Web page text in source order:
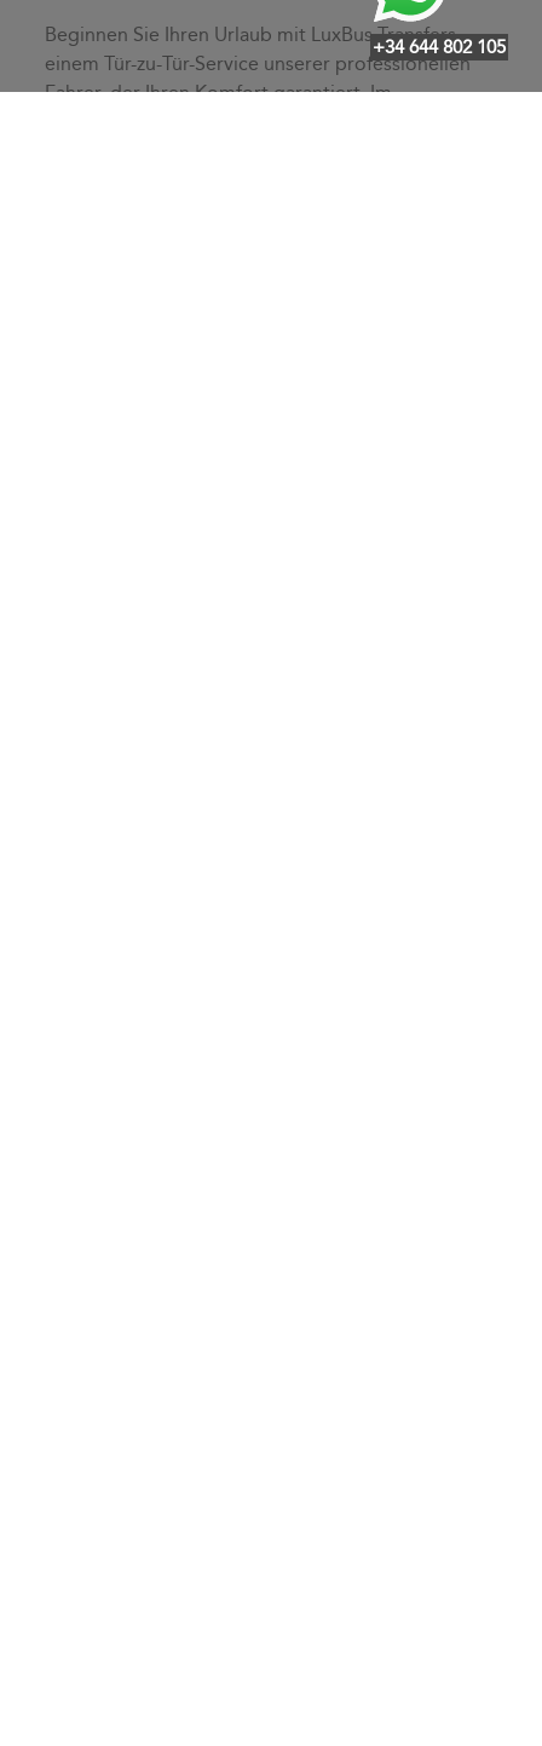
+34 644 802 105
Beginnen Sie Ihren Urlaub mit LuxBus Transfers,
einem Tür-zu-Tür-Service unserer professionellen
Fahrer, der Ihren Komfort garantiert. Im